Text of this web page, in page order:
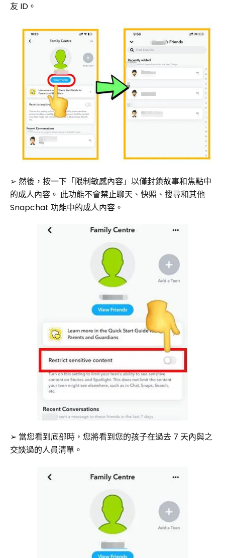
友 ID。
➢ 然後，按一下「限制敏感內容」以僅封鎖故事和焦點中
的成人內容。 此功能不會禁止聊天、快照、搜尋和其他
Snapchat 功能中的成人內容。
➢ 當您看到底部時，您將看到您的孩子在過去 7 天內與之
交談過的人員清單。